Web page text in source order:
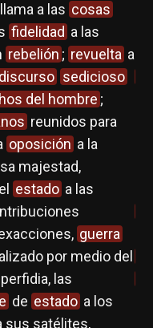
a las cosas
fidelidad a las
rebelión ; revuelta a
discurso sedicioso
del hombre ;
reunidos para
oposición a la
majestad,
estado a las
guerra
por medio del
las
de estado a los
sus satélites,